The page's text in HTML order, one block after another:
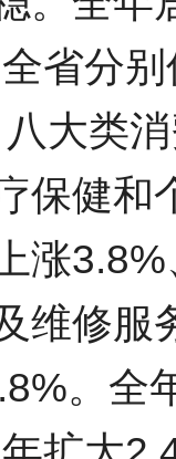
省分
大类
保健和
涨
维修服
。全